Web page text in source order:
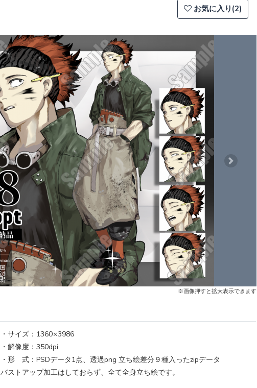
お気に入り(2)
Next
※画像押すと拡大表示できます
・サイズ：1360 × 3986
・解像度：350dpi
・形 式：PSDデータ1点、透過png 立ち絵差分９種入ったzipデータ
バストアップ加工はしておらず、全て全身立ち絵です。